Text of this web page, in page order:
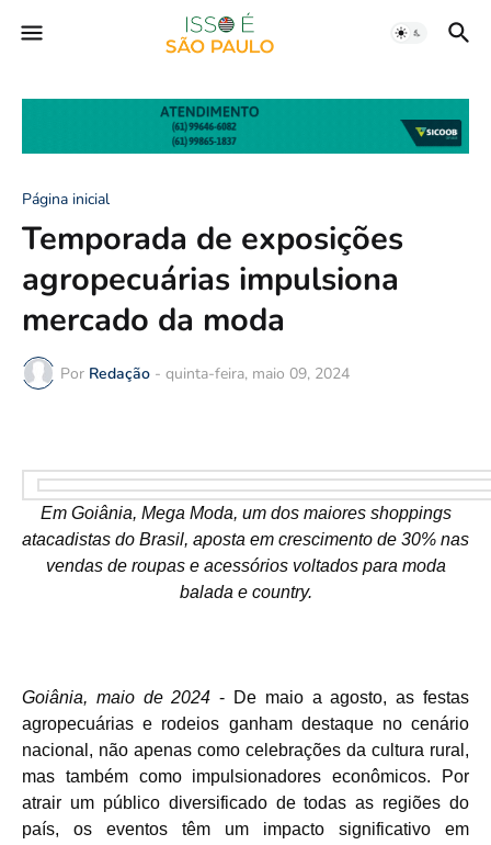
Página inicial
Temporada de exposições
agropecuárias impulsiona
mercado da moda
Por Redação - quinta-feira, maio 09, 2024
Em Goiânia, Mega Moda, um dos maiores shoppings
atacadistas do Brasil, aposta em crescimento de 30% nas
vendas de roupas e acessórios voltados para moda
balada e country.
Goiânia, maio de 2024 - De maio a agosto, as festas
agropecuárias e rodeios ganham destaque no cenário
nacional, não apenas como celebrações da cultura rural,
mas também como impulsionadores econômicos. Por
atrair um público diversificado de todas as regiões do
país, os eventos têm um impacto significativo em